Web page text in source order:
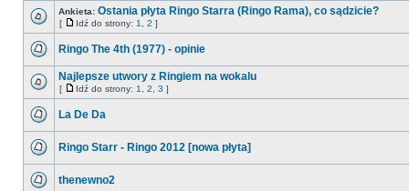
Ankieta: Ostania płyta Ringo Starra (Ringo Rama), co sądzicie?
[ Idź do strony: 1 2 ]
Ringo The 4th (1977) - opinie
Najlepsze utwory z Ringiem na wokalu
[ Idź do strony: 1 2 3 ]
La De Da
Ringo Starr - Ringo 2012 [nowa płyta]
thenewno2